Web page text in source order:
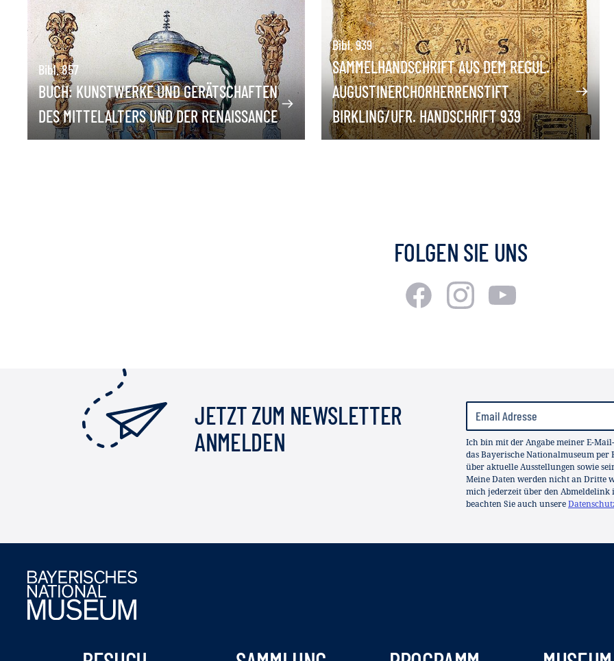
Bibl. 857
BUCH: KUNSTWERKE UND GERÄTSCHAFTEN
DES MITTELALTERS UND DER RENAISSANCE
Bibl. 939
SAMMELHANDSCHRIFT AUS DEM REGUL.
AUGUSTINERCHORHERRENSTIFT
BIRKLING/UFR. HANDSCHRIFT 939
FOLGEN SIE UNS
JETZT ZUM NEWSLETTER
ANMELDEN
Ich bin mit der Angabe meiner E-
das Bayerische Nationalmuseum
über aktuelle Ausstellungen sowie
Meine Daten werden nicht an Dritte
mich jederzeit über den Abmeldelink
beachten Sie auch unsere